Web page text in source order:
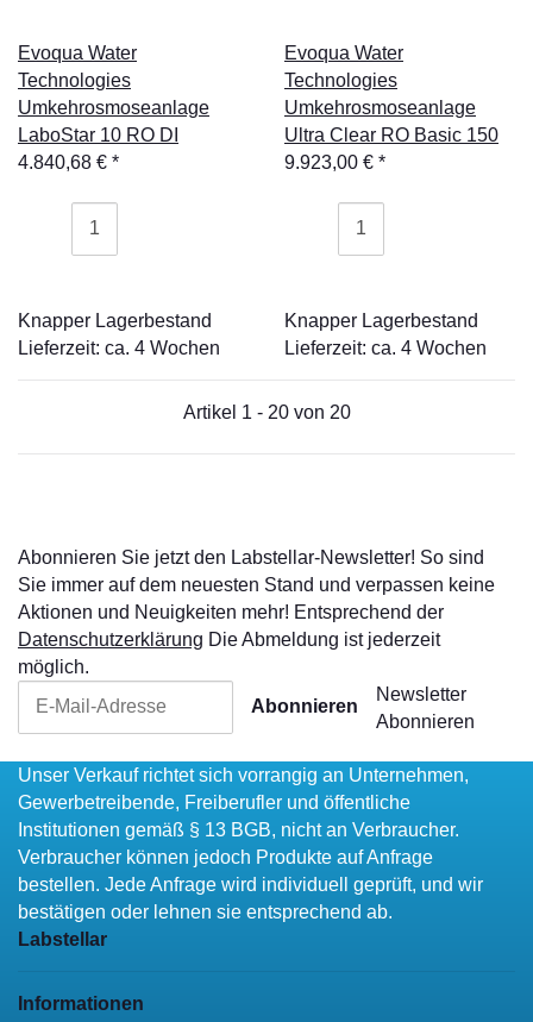
Evoqua Water
Technologies
Umkehrosmoseanlage
LaboStar 10 RO DI
4.840,68 € *
Knapper Lagerbestand
Lieferzeit: ca. 4 Wochen
Evoqua Water
Technologies
Umkehrosmoseanlage
Ultra Clear RO Basic 150
9.923,00 € *
Knapper Lagerbestand
Lieferzeit: ca. 4 Wochen
Artikel 1 - 20 von 20
Abonnieren Sie jetzt den Labstellar-Newsletter! So sind
Sie immer auf dem neuesten Stand und verpassen keine
Aktionen und Neuigkeiten mehr! Entsprechend der
Datenschutzerklärung Die Abmeldung ist jederzeit
möglich.
Abonnieren
Newsletter
Abonnieren
Unser Verkauf richtet sich vorrangig an Unternehmen,
Gewerbetreibende, Freiberufler und öffentliche
Institutionen gemäß § 13 BGB, nicht an Verbraucher.
Verbraucher können jedoch Produkte auf Anfrage
bestellen. Jede Anfrage wird individuell geprüft, und wir
bestätigen oder lehnen sie entsprechend ab.
Labstellar
Informationen